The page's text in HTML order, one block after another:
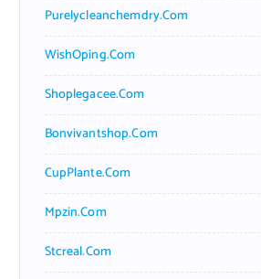
Purelycleanchemdry.com
WishOping.com
Shoplegacee.com
Bonvivantshop.com
CupPlante.com
Mpzin.com
Stcreal.com